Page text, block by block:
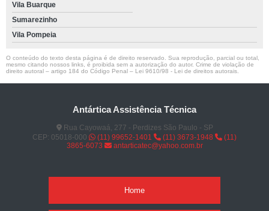
Vila Buarque
Sumarezinho
Vila Pompeia
O conteúdo do texto desta página é de direito reservado. Sua reprodução, parcial ou total,
mesmo citando nossos links, é proibida sem a autorização do autor. Crime de violação de
direito autoral – artigo 184 do Código Penal – Lei 9610/98 - Lei de direitos autorais
Antártica Assistência Técnica
Rua Cayowaá, 277 - Perdizes São Paulo - SP
CEP: 05018-000
(11) 99652-1401 (11) 3673-1948
(11)
3865-6073
antarticatec@yahoo.com.br
Home